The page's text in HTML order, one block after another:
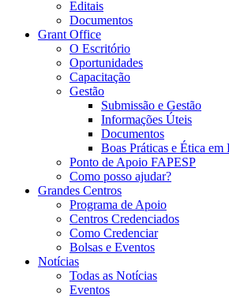
Editais
Documentos
Grant Office
O Escritório
Oportunidades
Capacitação
Gestão
Submissão e Gestão
Informações Úteis
Documentos
Boas Práticas e Ética em
Ponto de Apoio FAPESP
Como posso ajudar?
Grandes Centros
Programa de Apoio
Centros Credenciados
Como Credenciar
Bolsas e Eventos
Notícias
Todas as Notícias
Eventos